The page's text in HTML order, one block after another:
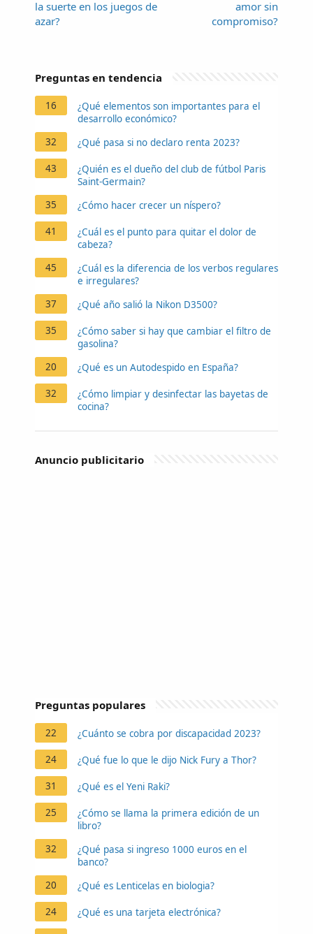
la suerte en los juegos de
azar?
amor sin
compromiso?
Preguntas en tendencia
16
¿Qué elementos son importantes para el
desarrollo económico?
32
¿Qué pasa si no declaro renta 2023?
43
¿Quién es el dueño del club de fútbol Paris
Saint-Germain?
35
¿Cómo hacer crecer un níspero?
41
¿Cuál es el punto para quitar el dolor de
cabeza?
45
¿Cuál es la diferencia de los verbos regulares
e irregulares?
37
¿Qué año salió la Nikon D3500?
35
¿Cómo saber si hay que cambiar el filtro de
gasolina?
20
¿Qué es un Autodespido en España?
32
¿Cómo limpiar y desinfectar las bayetas de
cocina?
Anuncio publicitario
Preguntas populares
22 ¿Cuánto se cobra por discapacidad 2023?
24 ¿Qué fue lo que le dijo Nick Fury a Thor?
31 ¿Qué es el Yeni Raki?
25
¿Cómo se llama la primera edición de un
libro?
32
¿Qué pasa si ingreso 1000 euros en el
banco?
20
¿Qué es Lenticelas en biologia?
24 ¿Qué es una tarjeta electrónica?